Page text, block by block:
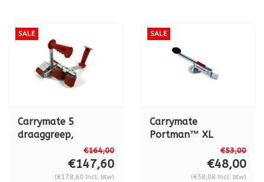
SALE
Carrymate 5
draaggreep,
spanwijdte 0 - 80€164,00
€147,60
(€178,60 Incl. btw)
SALE
Carrymate
Portman™ XL
€53,00
€48,00
(€58,08 Incl. btw)